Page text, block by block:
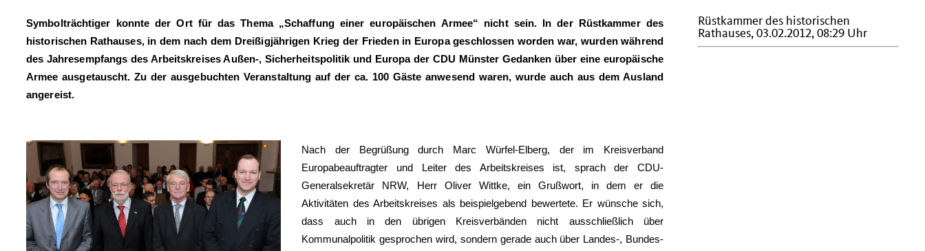
Symbolträchtiger konnte der Ort für das Thema „Schaffung einer europäischen Armee“ nicht sein. In der Rüstkammer des
historischen Rathauses, in dem nach dem Dreißigjährigen Krieg der Frieden in Europa geschlossen worden war, wurden während
des Jahresempfangs des Arbeitskreises Außen-, Sicherheitspolitik und Europa der CDU Münster Gedanken über eine europäische
Armee ausgetauscht. Zu der ausgebuchten Veranstaltung auf der ca. 100 Gäste anwesend waren, wurde auch aus dem Ausland
angereist.
Nach der Begrüßung durch Marc Würfel-Elberg, der im Kreisverband
Europabeauftragter und Leiter des Arbeitskreises ist, sprach der CDU-
Generalsekretär NRW, Herr Oliver Wittke, ein Grußwort, in dem er die
Aktivitäten des Arbeitskreises als beispielgebend bewertete. Er wünsche sich,
dass auch in den übrigen Kreisverbänden nicht ausschließlich über
Kommunalpolitik gesprochen wird, sondern gerade auch über Landes-, Bundes-
Rüstkammer des historischen
Rathauses, 03.02.2012, 08:29 Uhr